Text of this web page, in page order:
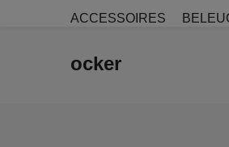
ACCESSOIRES
ocker